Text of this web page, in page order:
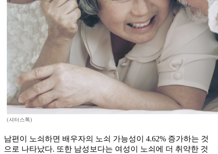
(셔터스톡)
남편이 노쇠하면 배우자의 노쇠 가능성이 4.62% 증가하는 것
으로 나타났다. 또한 남성보다는 여성이 노쇠에 더 취약한 것